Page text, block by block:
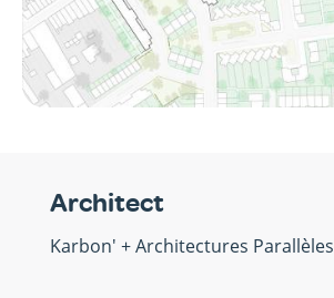
Architect
Karbon' + Architectures Parallèles